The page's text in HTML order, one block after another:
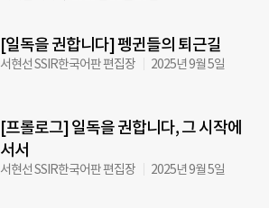
[일독을 권합니다] 펭귄들의 퇴근길
서현선 SSIR한국어판 편집장 2025년 9월 5일
[프롤로그] 일독을 권합니다, 그 시작에
서서
서현선 SSIR한국어판 편집장 2025년 9월 5일